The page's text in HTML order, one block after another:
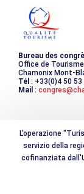
Les
Photothèque
Bureau des
Office de
Chamonix Mont-
Tél : +33(0)4 50 53
Mail :
L'operazione
servizio della
cofinanziata